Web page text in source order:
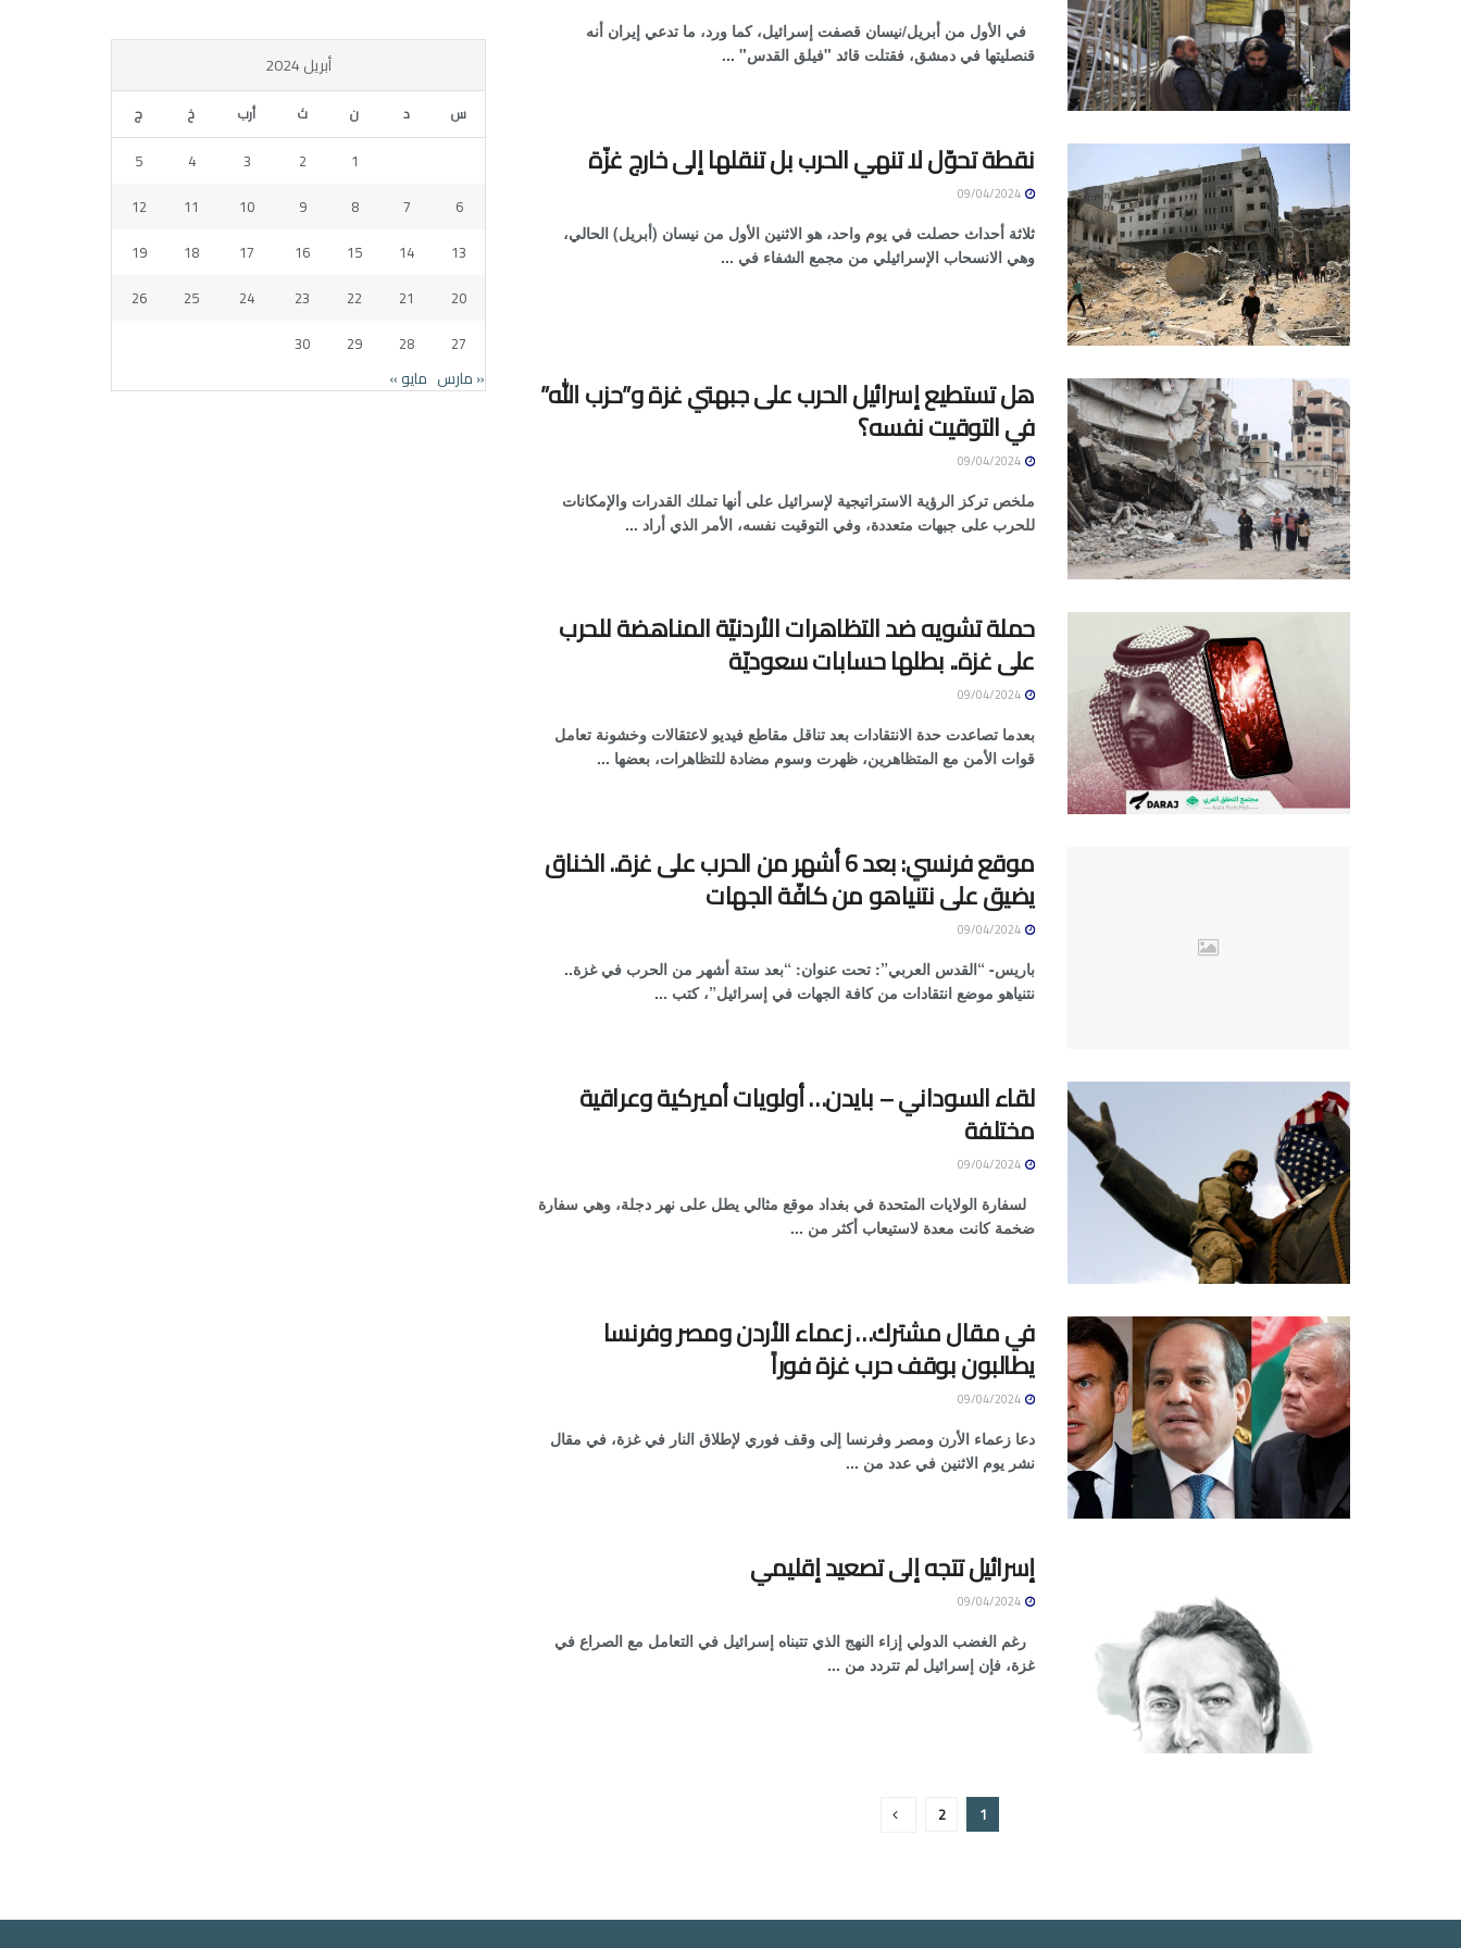
في الأول من أبريل/نيسان قصفت إسرائيل، كما ورد، ما تدعي إيران أنه
قنصليتها في دمشق، فقتلت قائد "فيلق القدس" ...
نقطة تحوّل لا تنهي الحرب بل تنقلها إلى خارج غزّة
ثلاثة أحداث حصلت في يوم واحد، هو الاثنين الأول من نيسان (أبريل) الحالي،
وهي الانسحاب الإسرائيلي من مجمع الشفاء في ...
هل تستطيع إسرائيل الحرب على جبهتي غزة و”حزب الله”
في التوقيت نفسه؟
ملخص تركز الرؤية الاستراتيجية لإسرائيل على أنها تملك القدرات والإمكانات
للحرب على جبهات متعددة، وفي التوقيت نفسه، الأمر الذي أراد ...
حملة تشويه ضد التظاهرات الأردنيّة المناهضة للحرب
على غزة.. بطلها حسابات سعوديّة
بعدما تصاعدت حدة الانتقادات بعد تناقل مقاطع فيديو لاعتقالات وخشونة تعامل
قوات الأمن مع المتظاهرين، ظهرت وسوم مضادة للتظاهرات، بعضها ...
موقع فرنسي: بعد 6 أشهر من الحرب على غزة.. الخناق
يضيق على نتنياهو من كافّة الجهات
باريس- “القدس العربي”: تحت عنوان: “بعد ستة أشهر من الحرب في غزة..
نتنياهو موضع انتقادات من كافة الجهات في إسرائيل”، كتب ...
لقاء السوداني – بايدن… أولويات أميركية وعراقية
مختلفة
لسفارة الولايات المتحدة في بغداد موقع مثالي يطل على نهر دجلة، وهي سفارة
ضخمة كانت معدة لاستيعاب أكثر من ...
في مقال مشترك… زعماء الأردن ومصر وفرنسا
يطالبون ‏بوقف ‏حرب غزة فوراً
دعا زعماء الأرن ومصر وفرنسا إلى وقف فوري لإطلاق ‏النار في غزة، في مقال
نشر يوم الاثنين في عدد من ...
إسرائيل تتجه إلى تصعيد إقليمي
رغم الغضب الدولي إزاء النهج الذي تتبناه إسرائيل في التعامل مع الصراع في
غزة، فإن إسرائيل لم تتردد من ...
1
2
أبريل 2024
س د ن ث أرب خ ج
1
2
3
4
5
6
7
8
9
10
11
12
13
14
15
16
17
18
19
20
21
22
23
24
25
26
27
28
29
30
« مارس مايو »